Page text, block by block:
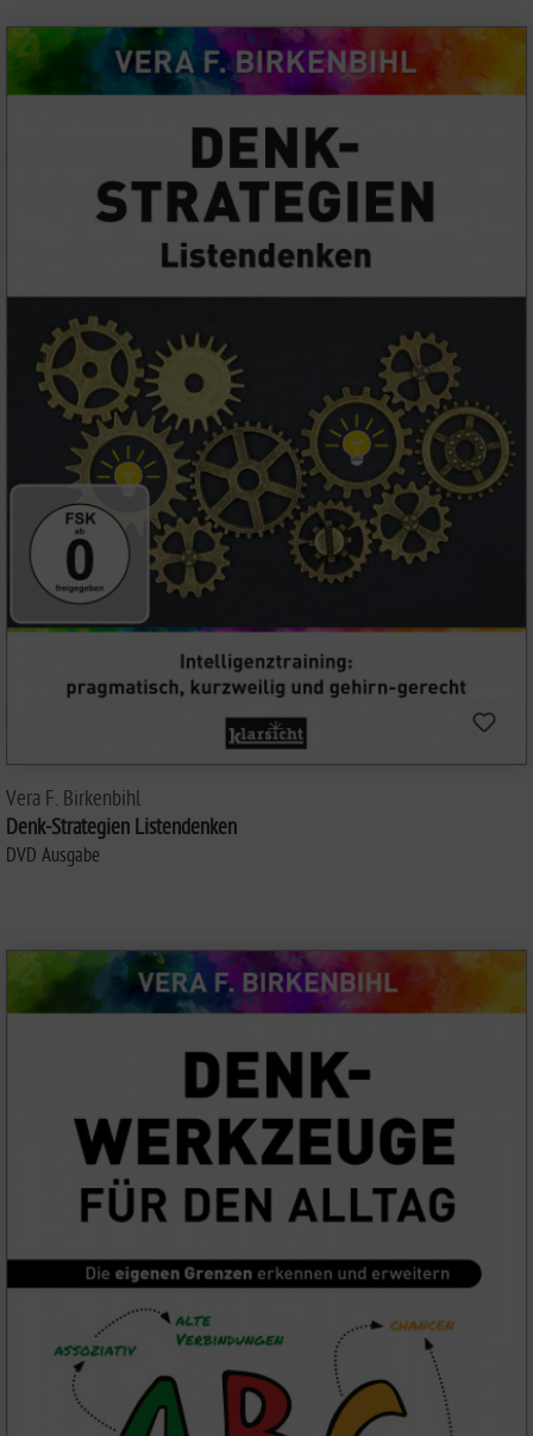
Vera F. Birkenbihl
Denk-Strategien Listendenken
DVD Ausgabe